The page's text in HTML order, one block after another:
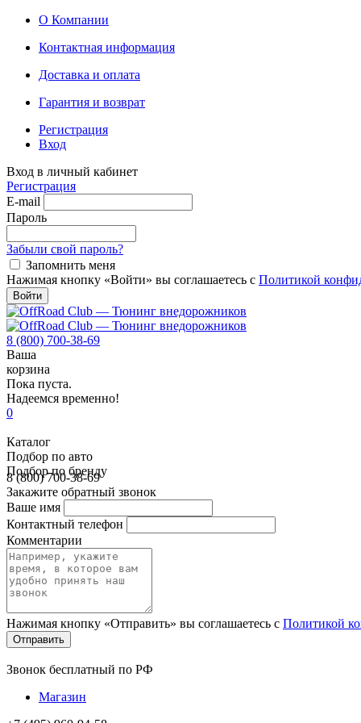
О Компании
Контактная информация
Доставка и оплата
Гарантия и возврат
Регистрация
Вход
Вход в личный кабинет
Регистрация
E-mail
Пароль
Забыли свой пароль?
Запомнить меня
Нажимая кнопку «Войти» вы соглашаетесь с Политикой
Войти
8 (800) 700-38-69
Ваша
корзина
Пока пуста.
Надеемся временно!
0
Каталог
Подбор по авто
Подбор по бренду
8 (800) 700-38-69
Закажите обратный звонок
Ваше имя
Контактный телефон
Комментарии
Нажимая кнопку «Отправить» вы соглашаетесь с Политикой
Звонок бесплатный по РФ
Магазин